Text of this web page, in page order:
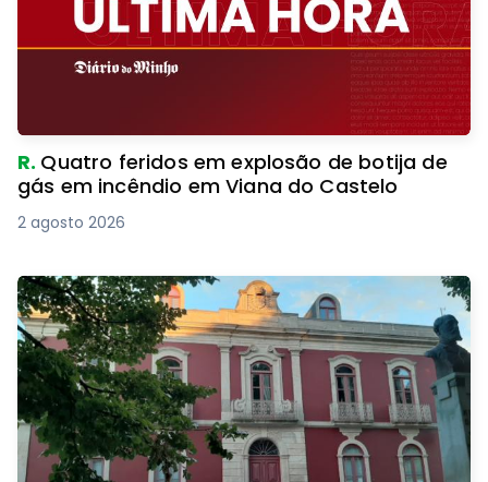
R. Quatro feridos em explosão de botija de
gás em incêndio em Viana do Castelo
2 agosto 2026